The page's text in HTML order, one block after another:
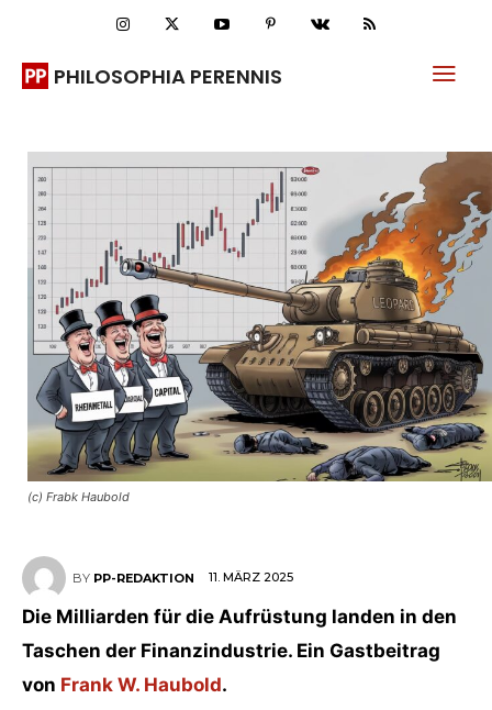
PHILOSOPHIA PERENNIS
(c) Frabk Haubold
BY PP-REDAKTION 11. MÄRZ 2025
Die Milliarden für die Aufrüstung landen in den
Taschen der Finanzindustrie. Ein Gastbeitrag
von Frank W. Haubold.